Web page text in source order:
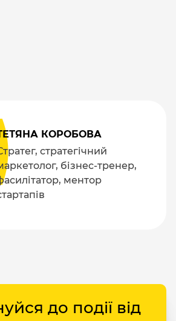
КОРОБОВА
стратегічний
бізнес-тренер,
ментор
до події від